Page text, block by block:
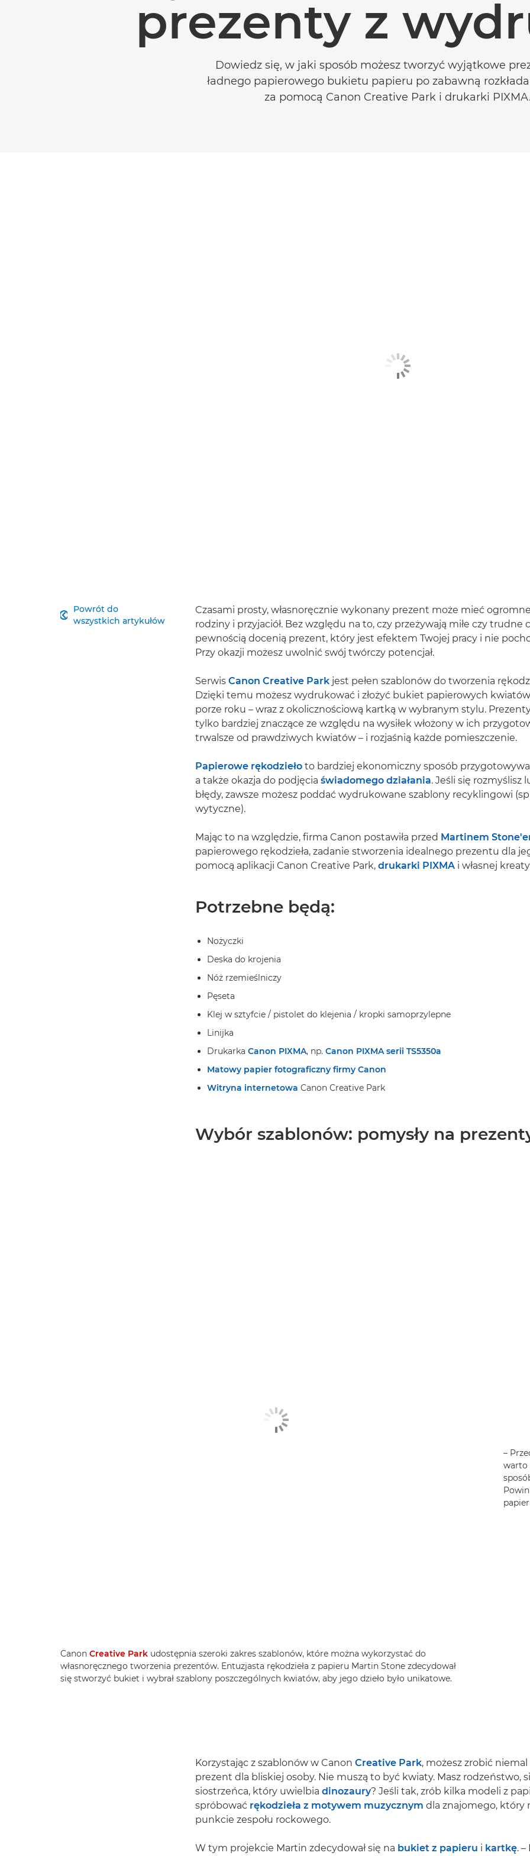
prezenty z
Dowiedz się, w jaki sposób możesz tworzyć wyjątkowe
ładnego papierowego bukietu papieru po zabawną
za pomocą Canon Creative Park i drukarki
Powrót do
wszystkich artykułów

Czasami prosty, własnoręcznie wykonany prezent może mieć
rodziny i przyjaciół. Bez względu na to, czy przeżywają miłe czy trudne
pewnością docenią prezent, który jest efektem Twojej pracy i nie
Przy okazji możesz uwolnić swój twórczy potencjał.
Serwis Canon Creative Park jest pełen szablonów do tworzenia
Dzięki temu możesz wydrukować i złożyć bukiet papierowych
porze roku – wraz z okolicznościową kartką w wybranym stylu.
tylko bardziej znaczące ze względu na wysiłek włożony w ich
trwalsze od prawdziwych kwiatów – i rozjaśnią każde pomieszczenie.
Papierowe rękodzieło to bardziej ekonomiczny sposób
a także okazja do podjęcia świadomego działania. Jeśli się rozmyślisz
błędy, zawsze możesz poddać wydrukowane szablony recyklingowi
wytyczne).
Mając to na względzie, firma Canon postawiła przed Martinem
papierowego rękodzieła, zadanie stworzenia idealnego prezentu dla
pomocą aplikacji Canon Creative Park, drukarki PIXMA i własnej
Potrzebne będą:
Nożyczki
Deska do krojenia
Nóż rzemieślniczy
Pęseta
Klej w sztyfcie / pistolet do klejenia / kropki samoprzylepne
Linijka
Drukarka Canon PIXMA, np. Canon PIXMA serii TS5350a
Matowy papier fotograficzny firmy Canon
Witryna internetowa Canon Creative Park
Wybór szablonów: pomysły na
Canon Creative Park udostępnia szeroki zakres szablonów, które można wykorzystać do
własnoręcznego tworzenia prezentów. Entuzjasta rękodzieła z papieru Martin Stone zdecydował
się stworzyć bukiet i wybrał szablony poszczególnych kwiatów, aby jego dzieło było unikatowe.
–
warto
Korzystając z szablonów w Canon Creative Park, możesz zrobić
prezent dla bliskiej osoby. Nie muszą to być kwiaty. Masz rodzeństwo,
siostrzeńca, który uwielbia dinozaury? Jeśli tak, zrób kilka modeli z
spróbować rękodzieła z motywem muzycznym dla znajomego, który
punkcie zespołu rockowego.
W tym projekcie Martin zdecydował się na bukiet z papieru i kartkę.